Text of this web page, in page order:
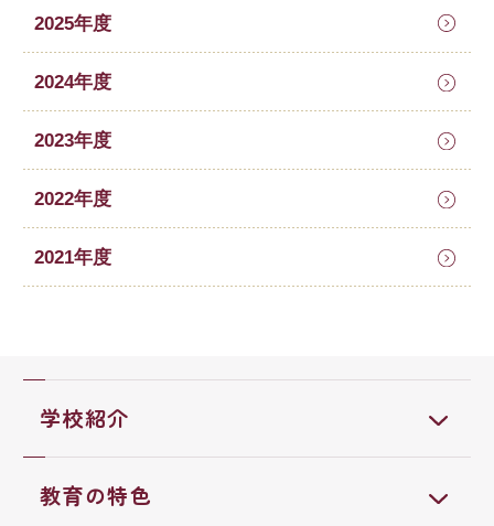
2025年度
2024年度
2023年度
2022年度
2021年度
学校紹介
教育の特色